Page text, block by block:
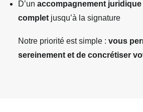
D’un accompagnement
complet jusqu’à la signature
Notre priorité est simple : vous
sereinement et de concrétiser